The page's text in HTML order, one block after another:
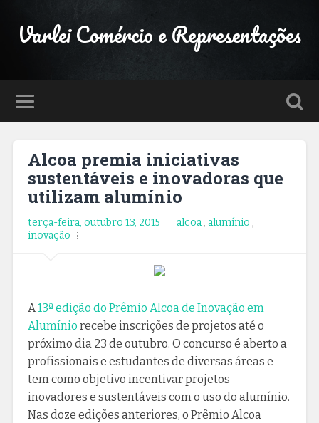
Varlei Comércio e Representações
Alcoa premia iniciativas
sustentáveis e inovadoras que
utilizam alumínio
terça-feira, outubro 13, 2015 alcoa, alumínio ,
inovação
A13ª edição do Prêmio Alcoa de Inovação em
Alumínio recebe inscrições de projetos até o
próximo dia 23 de outubro. O concurso é aberto a
profissionais e estudantes de diversas áreas e
tem como objetivo incentivar projetos
inovadores e sustentáveis com o uso do alumínio.
Nas doze edições anteriores, o Prêmio Alcoa